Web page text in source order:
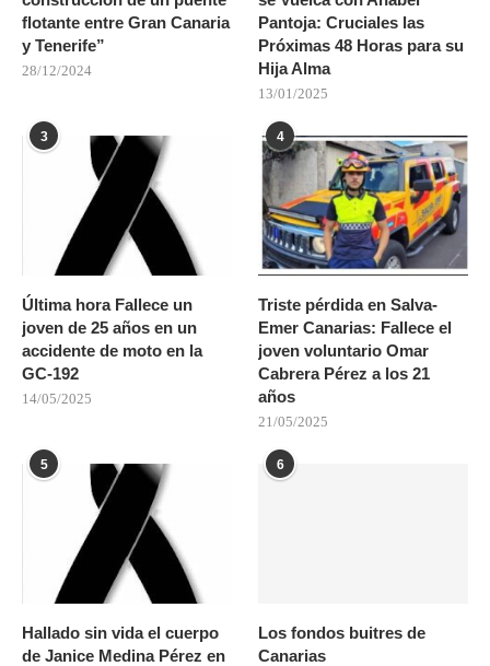
flotante entre Gran Canaria
y Tenerife”
28/12/2024
Pantoja: Cruciales las
Próximas 48 Horas para su
Hija Alma
13/01/2025
3
Última hora Fallece un
joven de 25 años en un
accidente de moto en la
GC-192
14/05/2025
4
Triste pérdida en Salva-
Emer Canarias: Fallece el
joven voluntario Omar
Cabrera Pérez a los 21
años
21/05/2025
5
Hallado sin vida el cuerpo
de Janice Medina Pérez en
6
Los fondos buitres de
Canarias